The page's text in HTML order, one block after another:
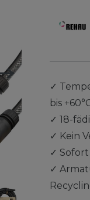
✓
bis
✓ 18-
✓ Kein
✓
✓